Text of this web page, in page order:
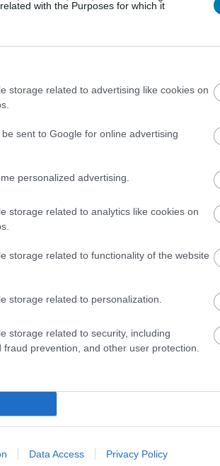
with the Purposes for which it
storage related to advertising like cookies on
sent to Google for online advertising
personalized advertising.
storage related to analytics like cookies on
storage related to functionality of the website
storage related to personalization.
storage related to security, including
prevention, and other user protection.
Data Access Privacy Policy
egy leendő Daft Punk album